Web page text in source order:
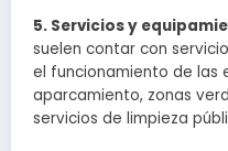
5. Servicios y
suelen contar con
el funcionamiento de las
aparcamiento, zonas
servicios de limpieza